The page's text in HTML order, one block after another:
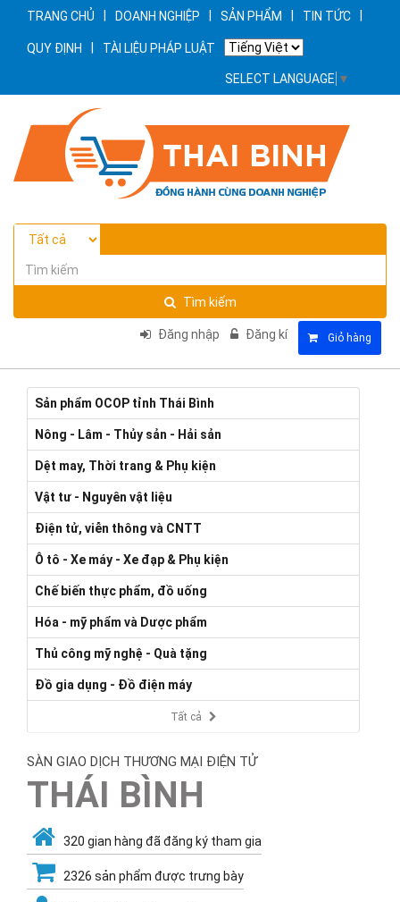
TRANG CHỦ DOANH NGHIỆP SẢN PHẨM TIN TỨC
QUY ĐỊNH TÀI LIỆU PHÁP LUẬT
SELECT LANGUAGE ▼
Tìm kiếm
Đăng nhập Đăng kí Giỏ hàng
Sản phẩm OCOP tỉnh Thái Bình
Nông - Lâm - Thủy sản - Hải sản
Dệt may, Thời trang & Phụ kiện
Vật tư - Nguyên vật liệu
Điện tử, viễn thông và CNTT
Ô tô - Xe máy - Xe đạp & Phụ kiện
Chế biến thực phẩm, đồ uống
Hóa - mỹ phẩm và Dược phẩm
Thủ công mỹ nghệ - Quà tặng
Đồ gia dụng - Đồ điện máy
Tất cả
SÀN GIAO DỊCH THƯƠNG MẠI ĐIỆN TỬ
THÁI BÌNH
320 gian hàng đã đăng ký tham gia
2326 sản phẩm được trưng bày